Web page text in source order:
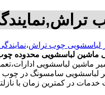
لباسشویی چوب تراش،
ماشین لباسشویی محدوده
ماشین لباسشویی
لباسشویی سامسونگ در
خدمات در کمترین زمان